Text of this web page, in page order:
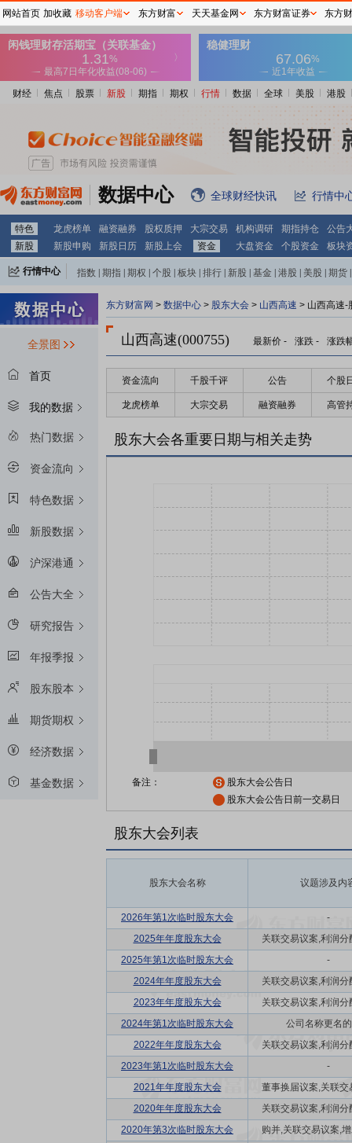
财经 焦点 股票 新股 期指 期权 行情 数据 全球 美股 港股
数据中心 全球财经快讯 行情中
特色 龙虎榜单 融资融券 股权质押 大宗交易 机构调研 期指持仓
公告
新股
新股申购 新股日历 新股上会 资金 大盘资金 个股资金 板块
行情中心 指数 期指 期权 个股 板块 排行 新股 基金 港股 美股 期货
全景图
首页
我的数据
热门数据
资金流向
特色数据
新股数据
沪深港通
公告大全
研究报告
年报季报
股东股本
期货期权
经济数据
基金数据
东方财富网 > 数据中心 > 股东大会 > 山西高速 > 山西高速-
山西高速(000755) 最新价 - 涨跌 - 涨跌
资金流向 千股千评 公告 个股
龙虎榜单 大宗交易 融资融券 高管
股东大会各重要日期与相关走势
备注：
股东大会公告日
股东大会公告日前一交易日
股东大会列表
股东大会名称 议题涉及内
2026年第1次临时股东大会
-
2025年年度股东大会
关联交易议案,利润分
2025年第1次临时股东大会
-
2024年年度股东大会
关联交易议案,利润分
2023年年度股东大会
关联交易议案,利润分
2024年第1次临时股东大会
公司名称更名
2022年年度股东大会
关联交易议案,利润分
2023年第1次临时股东大会
-
2021年年度股东大会
董事换届议案,关联交
2020年年度股东大会
关联交易议案,利润分
2020年第3次临时股东大会
购并,关联交易议案,
网站首页 加收藏 移动客户端 东方财富 天天基金网 东方财富证券 东方